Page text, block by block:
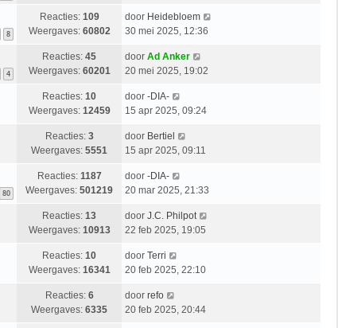
8
Reacties: 109
Weergaves: 60802
door Heidebloem
30 mei 2025, 12:36
4
Reacties: 45
Weergaves: 60201
door Ad Anker
20 mei 2025, 19:02
Reacties: 10
Weergaves: 12459
door -DIA-
15 apr 2025, 09:24
Reacties: 3
Weergaves: 5551
door Bertiel
15 apr 2025, 09:11
80
Reacties: 1187
Weergaves: 501219
door -DIA-
20 mar 2025, 21:33
Reacties: 13
Weergaves: 10913
door J.C. Philpot
22 feb 2025, 19:05
Reacties: 10
Weergaves: 16341
door Terri
20 feb 2025, 22:10
Reacties: 6
Weergaves: 6335
door refo
20 feb 2025, 20:44